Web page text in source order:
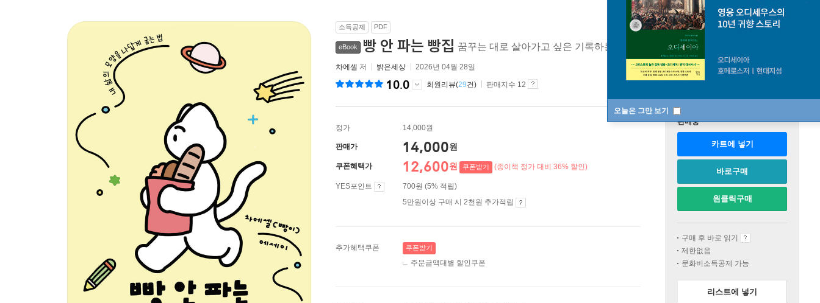
오늘은 그만 보기
소득공제 PDF
eBook 빵 안 파는 빵집 꿈꾸는 대로 살아가고 싶은 기록하는 사람 빵이의 영감 아지트
차에셀 저 밝은세상 2026년 04월 28일
10.0 회원리뷰(29건) 판매지수 12
정가 14,000원
판매가 14,000원
쿠폰혜택가 12,600원 쿠폰받기 (종이책 정가 대비 36% 할인)
YES포인트
700원 (5% 적립)
5만원이상 구매 시 2천원 추가적립
추가혜택쿠폰 쿠폰받기
주문금액대별 할인쿠폰
판매중
카트에 넣기
바로구매
원클릭구매
구매 후 바로 읽기
제한없음
문화비소득공제 가능
리스트에 넣기